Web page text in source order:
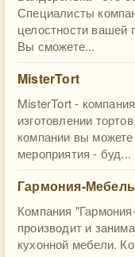
Специалисты
целостности вашей
Вы сможете...
MisterTort
MisterTort -
изготовлении
компании вы
мероприятия - буд...
Гармония-Мебель
Компания
производит и
кухонной мебели.